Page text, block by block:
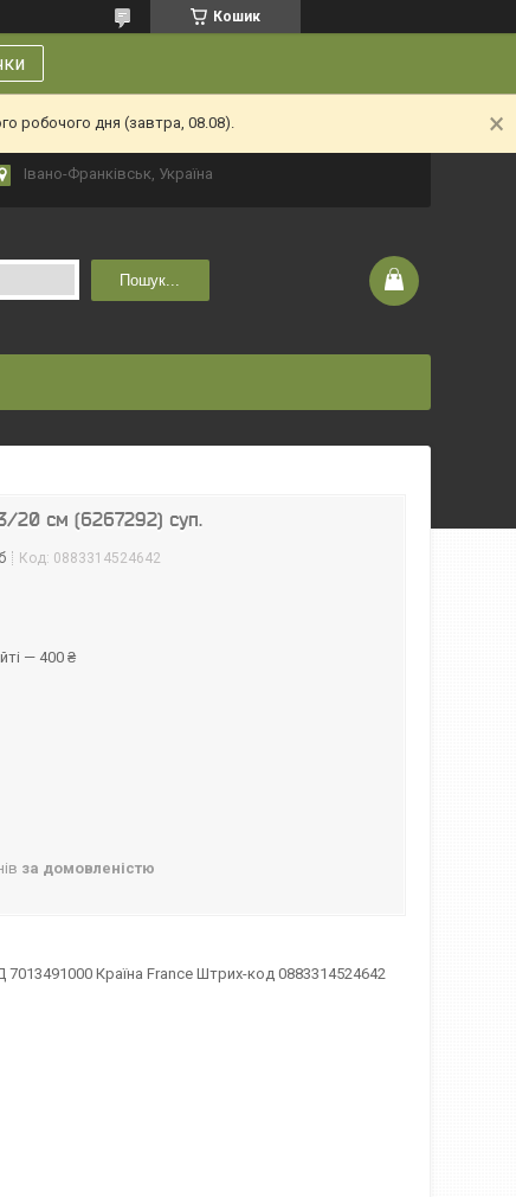
Кошик
робочого дня (завтра, 08.08).
Івано-Франківськ, Україна
Пошук...
20 см (6267292) суп.
Код: 0883314524642
— 400 ₴
за домовленістю
Країна France Штрих-код 0883314524642